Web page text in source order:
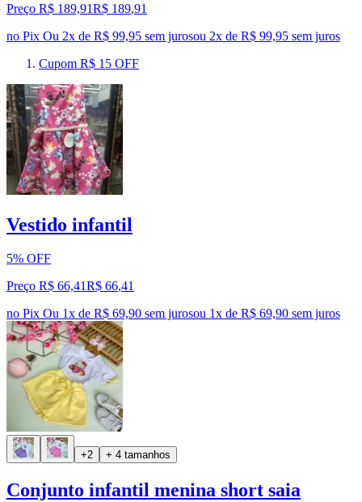
Preço R$ 189,91R$ 189,91
no Pix Ou 2x de R$ 99,95 sem jurosou 2x de R$ 99,95 sem juros
Cupom R$ 15 OFF
Vestido infantil
5% OFF
Preço R$ 66,41R$ 66,41
no Pix Ou 1x de R$ 69,90 sem jurosou 1x de R$ 69,90 sem juros
+2 + 4 tamanhos
Conjunto infantil menina short saia